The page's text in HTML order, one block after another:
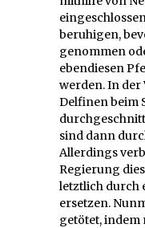
beruhigen,
genommen
ebendiesen
werden. In der
Delfinen beim
sind dann
Allerdings
Regierung
letztlich durch
ersetzen.
getötet,